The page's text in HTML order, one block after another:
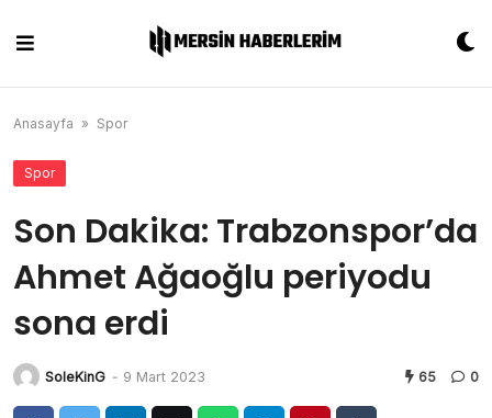
content
Anasayfa » Spor
Spor
Son Dakika: Trabzonspor’da
Ahmet Ağaoğlu periyodu
sona erdi
SoleKinG - 9 Mart 2023 65 0